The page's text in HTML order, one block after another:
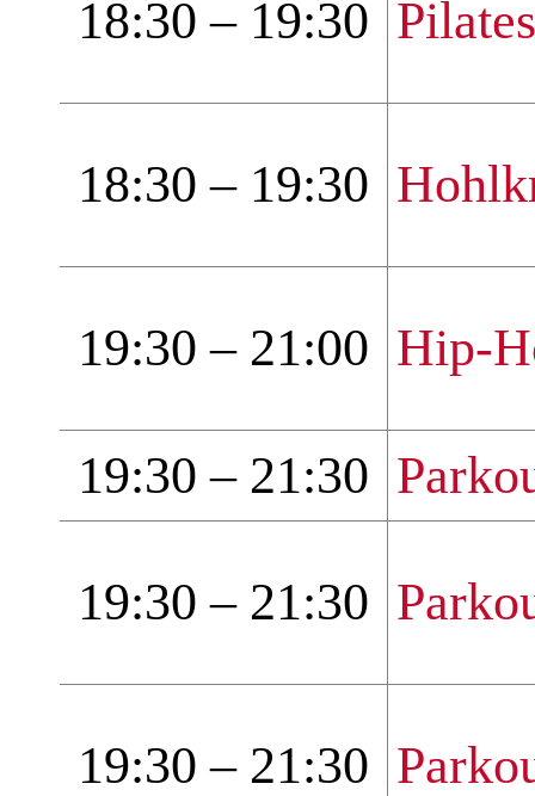
18:30 – 19:30
18:30 – 19:30
19:30 – 21:00 Hip-
19:30 – 21:30
19:30 – 21:30
19:30 – 21:30